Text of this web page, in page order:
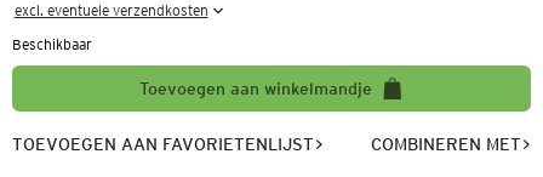
excl. eventuele verzendkosten
Beschikbaar
Toevoegen aan winkelmandje
TOEVOEGEN AAN FAVORIETENLIJST COMBINEREN MET